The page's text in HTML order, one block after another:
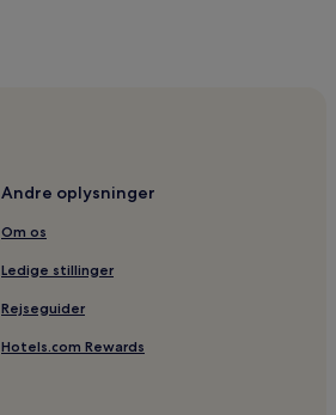
Andre oplysninger
Om os
Ledige stillinger
Rejseguider
Hotels.com Rewards